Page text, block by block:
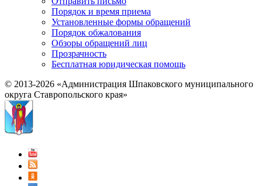
Порядок и время приема
Установленные формы обращений
Порядок обжалования
Обзоры обращений лиц
Прозрачность
Бесплатная юридическая помощь
© 2013-2026 «Администрация Шпаковского муниципального
округа Ставропольского края»